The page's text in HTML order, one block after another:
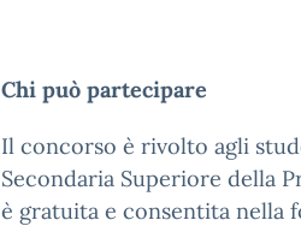
Chi può partecipare
Il concorso è rivolto agli
Secondaria Superiore della
è gratuita e consentita nella